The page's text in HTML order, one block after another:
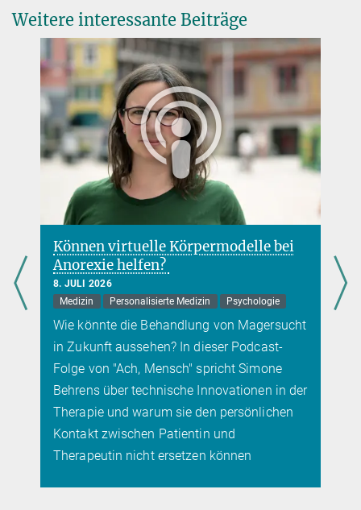
Verena Müller
Max-Planck-Institut für Kognitions- und Neurowissenschaften,
Leipzig
+49 341 9940-2672
verenamueller@...
Weitere interessante Beiträge
Können virtuelle Körpermodelle bei
Anorexie helfen?
8. JULI 2026
Medizin
Personalisierte Medizin Psychologie
Wie könnte die Behandlung von Magersucht
in Zukunft aussehen? In dieser Podcast-
Folge von "Ach, Mensch" spricht Simone
Behrens über technische Innovationen in der
Therapie und warum sie den persönlichen
Kontakt zwischen Patientin und
Therapeutin nicht ersetzen können